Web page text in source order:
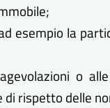
esempio la
o
rispetto delle